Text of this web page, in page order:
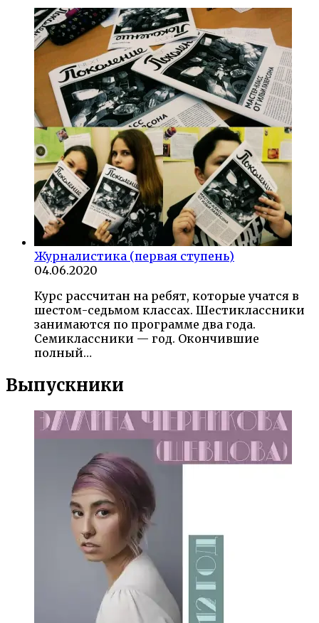
Журналистика (первая ступень)
04.06.2020
Курс рассчитан на ребят, которые учатся в
шестом-седьмом классах. Шестиклассники
занимаются по программе два года.
Семиклассники — год. Окончившие
полный…
Выпускники